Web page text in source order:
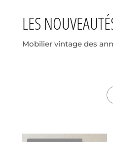
LES
Mobilier vintage des